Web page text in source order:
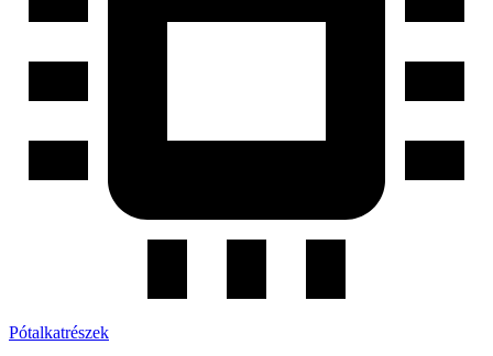
Pótalkatrészek